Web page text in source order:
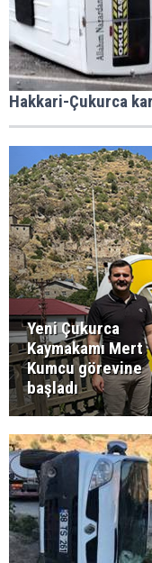
Hakkari-Çukurca
Yeni Çukurca
Kaymakamı Mert
Kumcu görevine
başladı